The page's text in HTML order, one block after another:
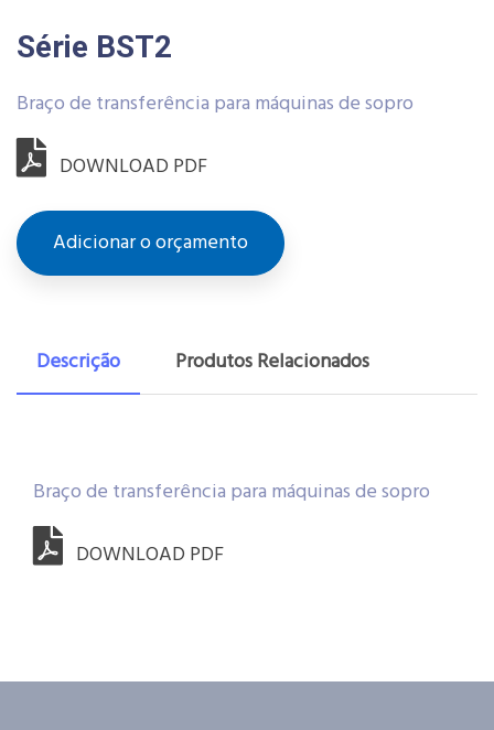
Série BST2
Braço de transferência para máquinas de sopro
DOWNLOAD PDF
Adicionar o orçamento
Descrição Produtos Relacionados
Braço de transferência para máquinas de sopro
DOWNLOAD PDF